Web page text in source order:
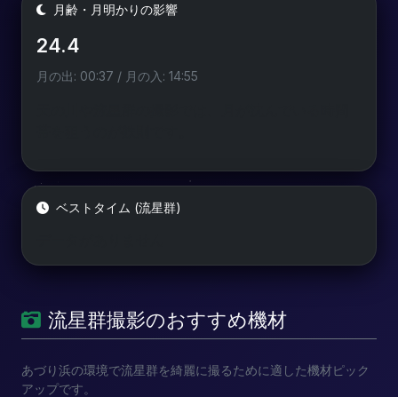
月齢・月明かりの影響
24.4
月の出: 00:37 / 月の入: 14:55
ベストタイム (流星群)
流星群撮影のおすすめ機材
あづり浜の環境で流星群を綺麗に撮るために適した機材ピック
アップです。